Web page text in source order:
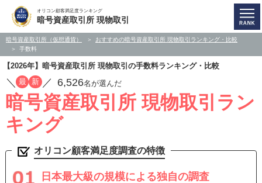
オリコン顧客満足度ランキング
暗号資産取引所 現物取引
暗号資産取引所（仮想通貨）
おすすめの暗号資産取引所 現物取引ランキング・比較
手数料
【2026年】暗号資産取引所 現物取引の手数料ランキング・比較
／ 最 新 ／ 6,526名が選んだ
暗号資産取引所 現物取引ラン
キング
オリコン顧客満足度調査の特徴
日本最大級の規模による独自の調査